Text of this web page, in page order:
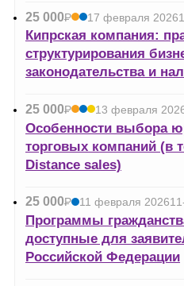
25 000Р
УБ.
17 февраля 2026
Кипрская компания:
структурирования
законодательства и
25 000Р
УБ.
13 февраля
Особенности выбора
торговых компаний (в
Distance sales)
25 000Р
УБ.
11 февраля 2026
Программы
доступные для
Российской Федерации